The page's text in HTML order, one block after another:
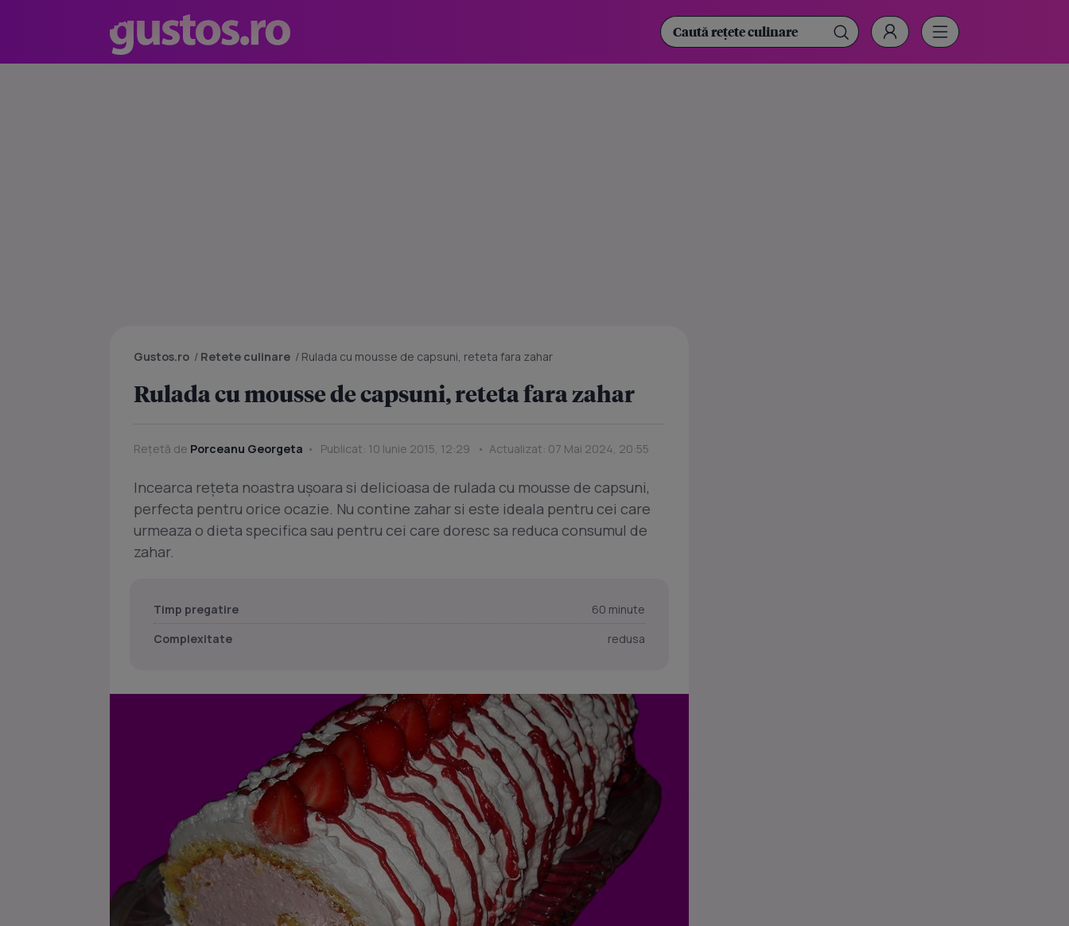
Gustos.ro / Retete culinare / Rulada cu mousse de capsuni, reteta fara zahar
Rulada cu mousse de capsuni, reteta fara zahar
Rețetă de Porceanu Georgeta Publicat: 10 Iunie 2015, 12:29 • Actualizat: 07 Mai 2024, 20:55
Incearca rețeta noastra ușoara si delicioasa de rulada cu mousse de capsuni,
perfecta pentru orice ocazie. Nu contine zahar si este ideala pentru cei care
urmeaza o dieta specifica sau pentru cei care doresc sa reduca consumul de
zahar.
Timp pregatire
60 minute
Complexitate
redusa